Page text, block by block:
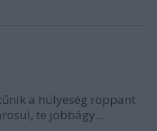
a hülyeség roppant
te jobbágy...